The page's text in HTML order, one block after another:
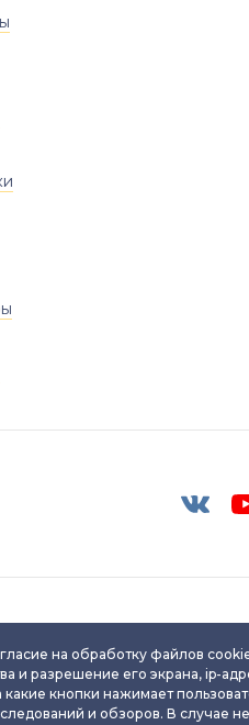
ювелирного изделия
на обработку файлов
и разрешение его экрана, ip-
кнопки нажимает
и обзоров. В случае